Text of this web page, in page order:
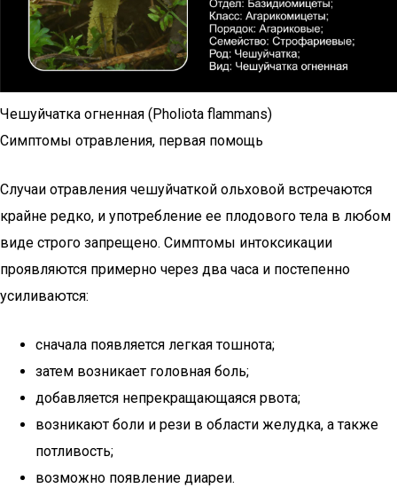
Чешуйчатка огненная (Pholiota flammans)
Симптомы отравления, первая помощь
Случаи отравления чешуйчаткой ольховой встречаются
крайне редко, и употребление ее плодового тела в любом
виде строго запрещено. Симптомы интоксикации
проявляются примерно через два часа и постепенно
усиливаются:
сначала появляется легкая тошнота;
затем возникает головная боль;
добавляется непрекращающаяся рвота;
возникают боли и рези в области желудка, а также
потливость;
возможно появление диареи.